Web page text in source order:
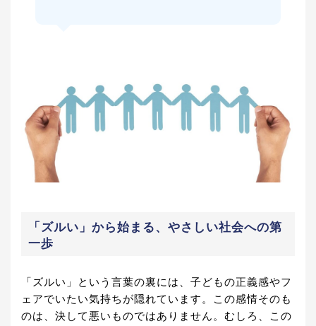
「ズルい」から始まる、やさしい社会への第
一歩
「ズルい」という言葉の裏には、子どもの正義感やフ
ェアでいたい気持ちが隠れています。この感情そのも
のは、決して悪いものではありません。むしろ、この